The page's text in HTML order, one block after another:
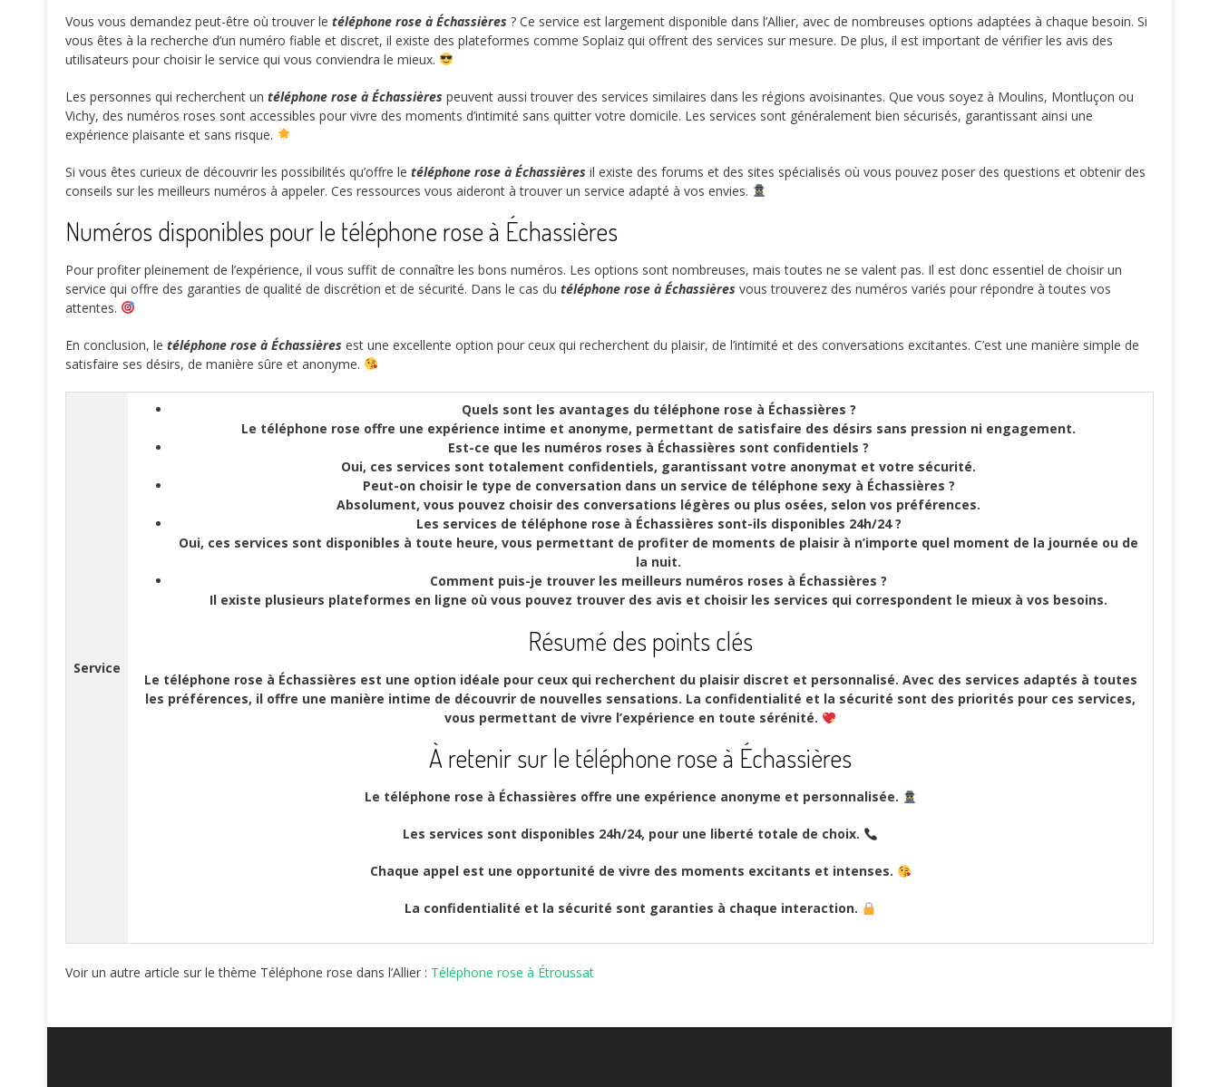
Vous vous demandez peut-être où trouver le téléphone rose à Échassières ? Ce service est largement disponible dans l’Allier, avec de nombreuses options adaptées à chaque besoin. Si
vous êtes à la recherche d’un numéro fiable et discret, il existe des plateformes comme Soplaiz qui offrent des services sur mesure. De plus, il est important de vérifier les avis des
utilisateurs pour choisir le service qui vous conviendra le mieux.
Les personnes qui recherchent un téléphone rose à Échassières peuvent aussi trouver des services similaires dans les régions avoisinantes. Que vous soyez à Moulins, Montluçon ou
Vichy, des numéros roses sont accessibles pour vivre des moments d’intimité sans quitter votre domicile. Les services sont généralement bien sécurisés, garantissant ainsi une
expérience plaisante et sans risque.
Si vous êtes curieux de découvrir les possibilités qu’offre le téléphone rose à Échassières il existe des forums et des sites spécialisés où vous pouvez poser des questions et obtenir des
conseils sur les meilleurs numéros à appeler. Ces ressources vous aideront à trouver un service adapté à vos envies.
Numéros disponibles pour le téléphone rose à Échassières
Pour profiter pleinement de l’expérience, il vous suffit de connaître les bons numéros. Les options sont nombreuses, mais toutes ne se valent pas. Il est donc essentiel de choisir un
service qui offre des garanties de qualité de discrétion et de sécurité. Dans le cas du téléphone rose à Échassières vous trouverez des numéros variés pour répondre à toutes vos
attentes.
En conclusion, le téléphone rose à Échassières est une excellente option pour ceux qui recherchent du plaisir, de l’intimité et des conversations excitantes. C’est une manière simple de
satisfaire ses désirs, de manière sûre et anonyme.
Service
Quels sont les avantages du téléphone rose à Échassières ?
Le téléphone rose offre une expérience intime et anonyme, permettant de satisfaire des désirs sans pression ni engagement.
Est-ce que les numéros roses à Échassières sont confidentiels ?
Oui, ces services sont totalement confidentiels, garantissant votre anonymat et votre sécurité.
Peut-on choisir le type de conversation dans un service de téléphone sexy à Échassières ?
Absolument, vous pouvez choisir des conversations légères ou plus osées, selon vos préférences.
Les services de téléphone rose à Échassières sont-ils disponibles 24h/24 ?
Oui, ces services sont disponibles à toute heure, vous permettant de profiter de moments de plaisir à n’importe quel moment de la journée ou de
la nuit.
Comment puis-je trouver les meilleurs numéros roses à Échassières ?
Il existe plusieurs plateformes en ligne où vous pouvez trouver des avis et choisir les services qui correspondent le mieux à vos besoins.
Résumé des points clés
Le téléphone rose à Échassières est une option idéale pour ceux qui recherchent du plaisir discret et personnalisé. Avec des services adaptés à toutes
les préférences, il offre une manière intime de découvrir de nouvelles sensations. La confidentialité et la sécurité sont des priorités pour ces services,
vous permettant de vivre l’expérience en toute sérénité.
À retenir sur le téléphone rose à Échassières
Le téléphone rose à Échassières offre une expérience anonyme et personnalisée.
Les services sont disponibles 24h/24, pour une liberté totale de choix.
Chaque appel est une opportunité de vivre des moments excitants et intenses.
La confidentialité et la sécurité sont garanties à chaque interaction.
Voir un autre article sur le thème Téléphone rose dans l’Allier : Téléphone rose à Étroussat